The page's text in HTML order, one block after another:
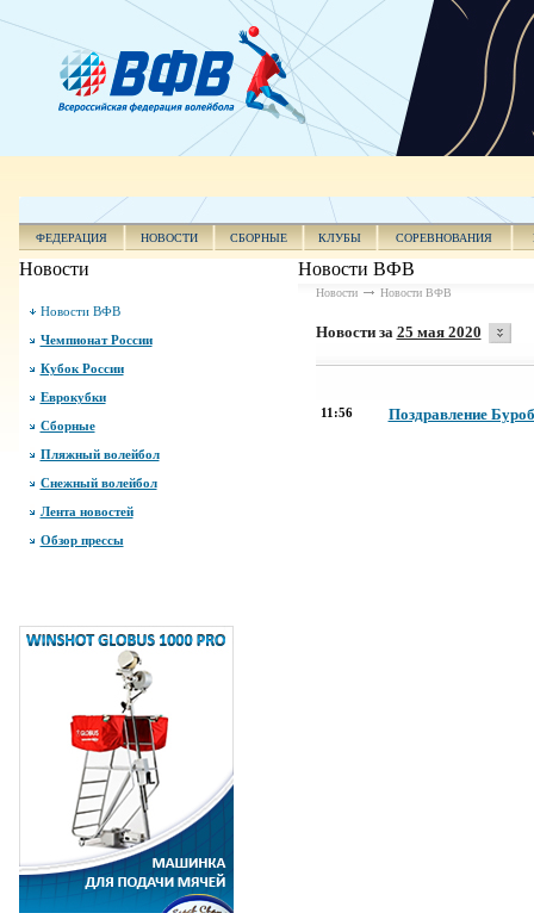
ФЕДЕРАЦИЯ НОВОСТИ СБОРНЫЕ КЛУБЫ СОРЕВНОВАНИЯ
Новости
Новости ВФВ
Чемпионат России
Кубок России
Еврокубки
Сборные
Пляжный волейбол
Снежный волейбол
Лента новостей
Обзор прессы
Новости ВФВ
Новости Новости ВФВ
Новости за 25 мая 2020
11:56 Поздравление